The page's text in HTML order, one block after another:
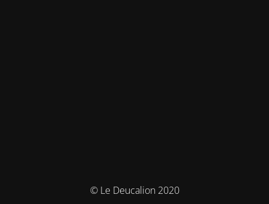
© Le Deucalion 2020